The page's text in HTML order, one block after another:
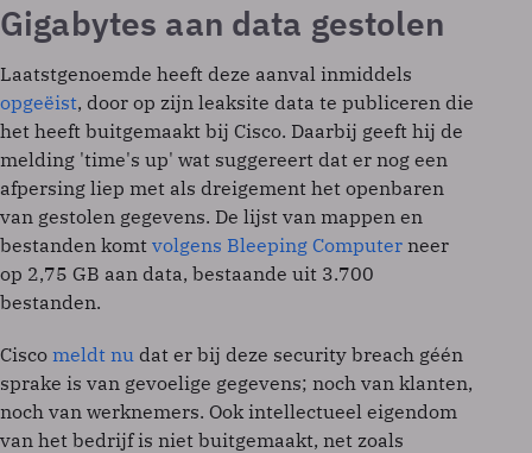
Gigabytes aan data gestolen
Laatstgenoemde heeft deze aanval inmiddels
opgeëist, door op zijn leaksite data te publiceren die
het heeft buitgemaakt bij Cisco. Daarbij geeft hij de
melding 'time's up' wat suggereert dat er nog een
afpersing liep met als dreigement het openbaren
van gestolen gegevens. De lijst van mappen en
bestanden komt volgens Bleeping Computer neer
op 2,75 GB aan data, bestaande uit 3.700
bestanden.
Cisco meldt nu dat er bij deze security breach géén
sprake is van gevoelige gegevens; noch van klanten,
noch van werknemers. Ook intellectueel eigendom
van het bedrijf is niet buitgemaakt, net zoals